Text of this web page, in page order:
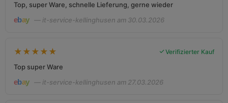
Top, super Ware, schnelle Lieferung, gerne wieder
— it-service-kellinghusen am 30.03.2026
★ ★ ★ ★ ★ Verifizierter Kauf
Top super Ware
— it-service-kellinghusen am 27.03.2026